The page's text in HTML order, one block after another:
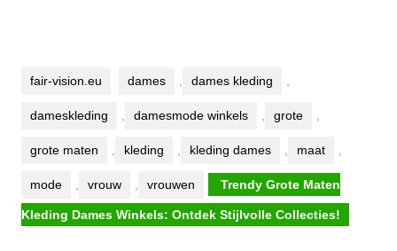
fair-vision.eu dames dames kleding
dameskleding damesmode winkels grote
grote maten kleding kleding dames maat
mode vrouw vrouwen Trendy Grote Maten
Kleding Dames Winkels: Ontdek Stijlvolle Collecties!